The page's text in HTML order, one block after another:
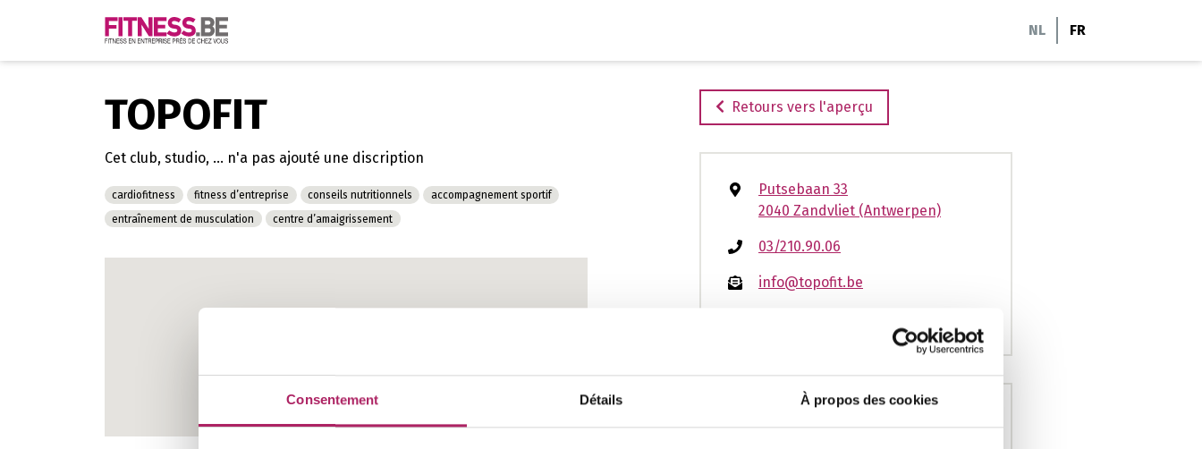
Consentement Détails À propos des cookies
NL FR
TOPOFIT
Cet club, studio, ... n'a pas ajouté une discription
cardiofitness fitness d’entreprise conseils nutritionnels
accompagnement sportif
entraînement de musculation
centre d’amaigrissement
Retours vers l'aperçu
Putsebaan 33
2040 Zandvliet (Antwerpen)
03/210.90.06
info@topofit.be
Heures d'ouverture Fermé(e)